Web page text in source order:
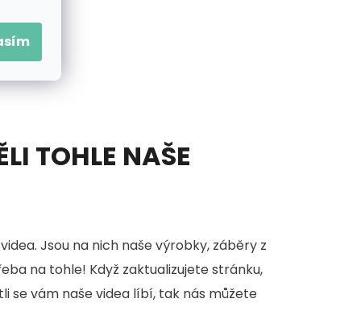
TOHLE NAŠE
Jsou na nich naše výrobky, záběry z
na tohle! Když zaktualizujete stránku,
se vám naše videa líbí, tak nás můžete